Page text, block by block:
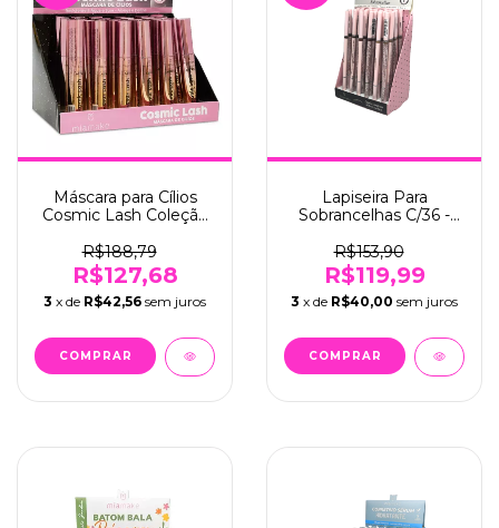
Máscara para Cílios
Cosmic Lash Coleção
(522)
R$188,79
R$127,68
3 x de R$42,56 sem juros
Lapiseira Para
Sobrancelhas C/36 -
R$153,90
R$119,99
3 x de R$40,00 sem juros